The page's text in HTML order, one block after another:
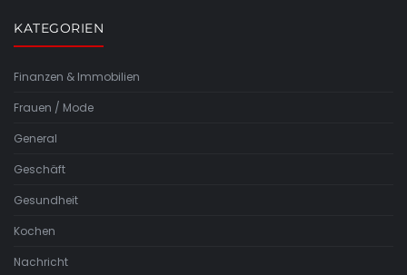
KATEGORIEN
Finanzen & Immobilien
Frauen / Mode
General
Geschäft
Gesundheit
Kochen
Nachricht